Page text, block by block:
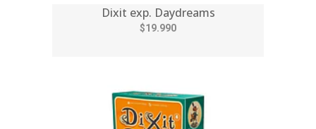
Dixit exp. Daydreams
$19.990